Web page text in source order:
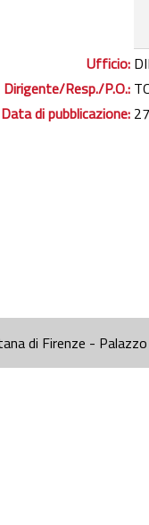
Ufficio:
Dirigente/Resp./P.O.:
Data di pubblicazione:
di Firenze - Palazzo